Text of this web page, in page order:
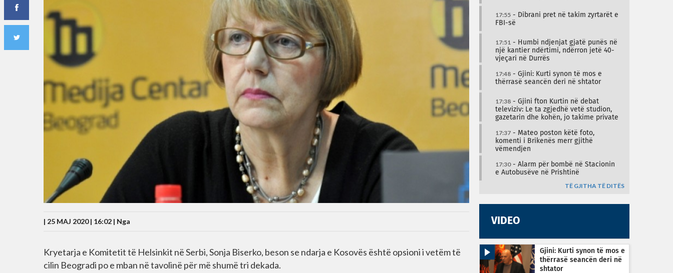
| 25 MAJ 2020 | 16:02 | Nga
Kryetarja e Komitetit të Helsinkit në Serbi, Sonja Biserko, beson se ndarja e Kosovës është opsioni i vetëm të
cilin Beogradi po e mban në tavolinë për më shumë tri dekada.
17:55 - Dibrani pret në takim zyrtarët e
FBI-së
17:51 - Humbi ndjenjat gjatë punës në
një kantier ndërtimi, ndërron jetë 40-
vjeçari në Durrës
17:48 - Gjini: Kurti synon të mos e
thërrasë seancën deri në shtator
17:38 - Gjini fton Kurtin në debat
televiziv: Le ta zgjedhë vetë studion,
gazetarin dhe kohën, jo takime private
17:37 - Mateo poston këtë foto,
komenti i Brikenës merr gjithë
vëmendjen
17:30- Alarm për bombë në Stacionin
e Autobusëve në Prishtinë
TË GJITHA TË DITËS
VIDEO
Gjini: Kurti synon të mos e
thërrasë seancën deri në
shtator